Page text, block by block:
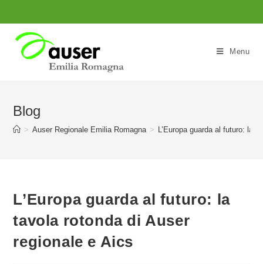
contenuto
Menu
Blog
> Auser Regionale Emilia Romagna > L’Europa guarda al futuro: la
L’Europa guarda al futuro: la
tavola rotonda di Auser
regionale e Aics